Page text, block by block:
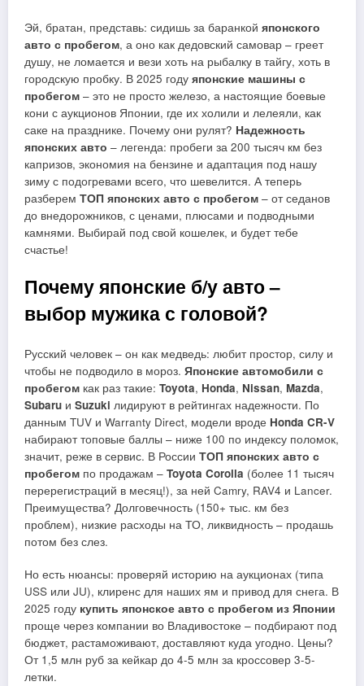
Эй, братан, представь: сидишь за баранкой японского
авто с пробегом, а оно как дедовский самовар – греет
душу, не ломается и вези хоть на рыбалку в тайгу, хоть в
городскую пробку. В 2025 году японские машины с
пробегом – это не просто железо, а настоящие боевые
кони с аукционов Японии, где их холили и лелеяли, как
саке на празднике. Почему они рулят? Надежность
японских авто – легенда: пробеги за 200 тысяч км без
капризов, экономия на бензине и адаптация под нашу
зиму с подогревами всего, что шевелится. А теперь
разберем ТОП японских авто с пробегом – от седанов
до внедорожников, с ценами, плюсами и подводными
камнями. Выбирай под свой кошелек, и будет тебе
счастье!
Почему японские б/у авто –
выбор мужика с головой?
Русский человек – он как медведь: любит простор, силу и
чтобы не подводило в мороз. Японские автомобили с
пробегом как раз такие: Toyota, Honda, Nissan, Mazda,
Subaru и Suzuki лидируют в рейтингах надежности. По
данным TUV и Warranty Direct, модели вроде Honda CR-V
набирают топовые баллы – ниже 100 по индексу поломок,
значит, реже в сервис. В России ТОП японских авто с
пробегом по продажам – Toyota Corolla (более 11 тысяч
перерегистраций в месяц!), за ней Camry, RAV4 и Lancer.
Преимущества? Долговечность (150+ тыс. км без
проблем), низкие расходы на ТО, ликвидность – продашь
потом без слез.
Но есть нюансы: проверяй историю на аукционах (типа
USS или JU), клиренс для наших ям и привод для снега. В
2025 году купить японское авто с пробегом из Японии
проще через компании во Владивостоке – подбирают под
бюджет, растаможивают, доставляют куда угодно. Цены?
От 1,5 млн руб за кейкар до 4-5 млн за кроссовер 3-5-
летки.